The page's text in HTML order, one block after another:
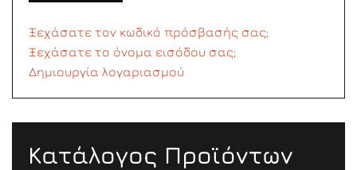
Ξεχάσατε τον κωδικό πρόσβασής σας;
Ξεχάσατε το όνομα εισόδου σας;
Δημιουργία λογαριασμού
Κατάλογος Προϊόντων